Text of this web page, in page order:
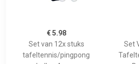
€ 5.98
Set van 12x stuks
tafeltennis/pingpong
Set